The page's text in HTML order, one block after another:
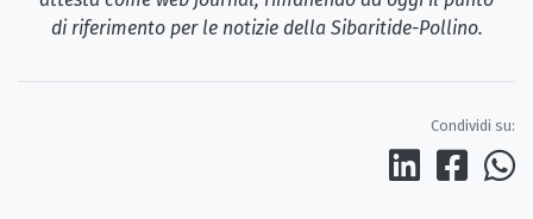
di riferimento per le notizie della Sibaritide-Pollino.
Condividi su: